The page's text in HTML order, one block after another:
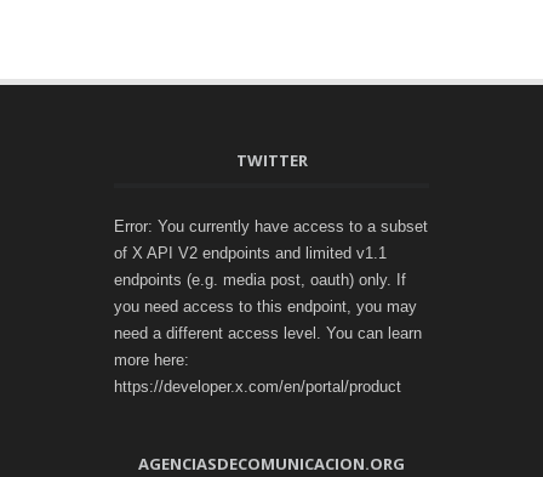
TWITTER
Error: You currently have access to a subset
of X API V2 endpoints and limited v1.1
endpoints (e.g. media post, oauth) only. If
you need access to this endpoint, you may
need a different access level. You can learn
more here:
https://developer.x.com/en/portal/product
AGENCIASDECOMUNICACION.ORG